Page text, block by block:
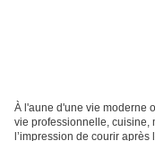
À l'aune d'une vie moderne
vie professionnelle, cuisine,
l’impression de courir